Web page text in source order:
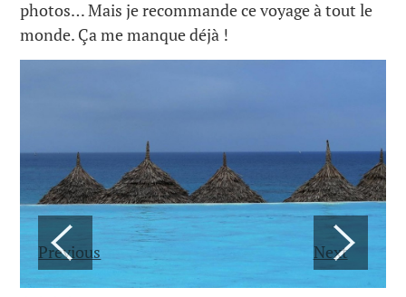
photos… Mais je recommande ce voyage à tout le
monde. Ça me manque déjà !
Previous Next